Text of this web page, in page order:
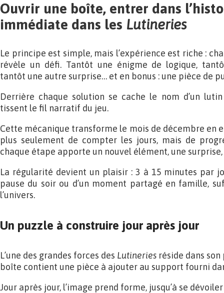
Ouvrir une boîte, entrer dans
immédiate dans les Lutineries
Le principe est simple, mais l’expérience est riche :
révèle un défi. Tantôt une énigme de logique,
tantôt une autre surprise… et en bonus : une pièce de
Derrière chaque solution se cache le nom d’un
tissent le fil narratif du jeu.
Cette mécanique transforme le mois de décembre en
plus seulement de compter les jours, mais de
chaque étape apporte un nouvel élément, une
La régularité devient un plaisir : 3 à 15 minutes par
pause du soir ou d’un moment partagé en famille,
l’univers.
Un puzzle à construire jour après jour
L’une des grandes forces des Lutineries réside dans
boîte contient une pièce à ajouter au support fourni
Jour après jour, l’image prend forme, jusqu’à se